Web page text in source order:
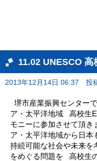
11.02 UNESCO
2013年12月14日 06:37 投
堺市産業振興センター
ア・太平洋地域 高校生
モニーに参加させて頂
ア・太平洋地域から日本
持続可能な社会や未来を
をめぐる問題を 高校生